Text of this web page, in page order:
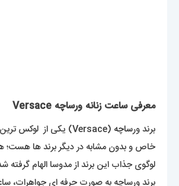
معرفی ساعت زنانه ورساچه Versace
برند ورساچه
خاص و بدون مشابه در دیگر برند ها هست؛
لوگوی جذاب این برند از مدوسا الهام
برند ورساچه به صورت حرفه ای جواهرات،